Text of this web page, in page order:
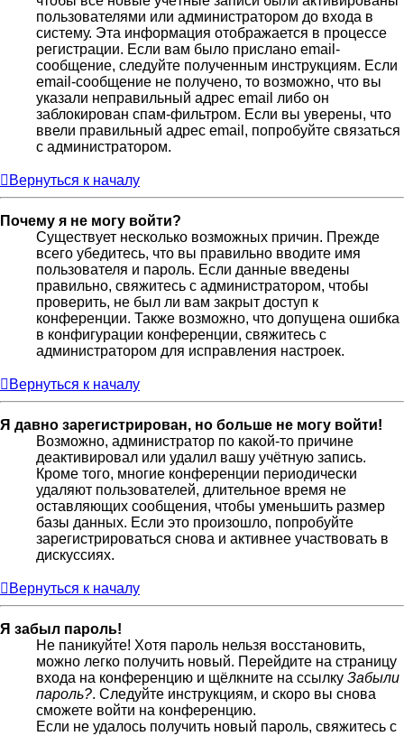
пользователями или администратором до входа в
систему. Эта информация отображается в процессе
регистрации. Если вам было прислано email-
сообщение, следуйте полученным инструкциям. Если
email-сообщение не получено, то возможно, что вы
указали неправильный адрес email либо он
заблокирован спам-фильтром. Если вы уверены, что
ввели правильный адрес email, попробуйте связаться
с администратором.
Вернуться к началу
Почему я не могу войти?
Существует несколько возможных причин. Прежде
всего убедитесь, что вы правильно вводите имя
пользователя и пароль. Если данные введены
правильно, свяжитесь с администратором, чтобы
проверить, не был ли вам закрыт доступ к
конференции. Также возможно, что допущена ошибка
в конфигурации конференции, свяжитесь с
администратором для исправления настроек.
Вернуться к началу
Я давно зарегистрирован, но больше не могу войти!
Возможно, администратор по какой-то причине
деактивировал или удалил вашу учётную запись.
Кроме того, многие конференции периодически
удаляют пользователей, длительное время не
оставляющих сообщения, чтобы уменьшить размер
базы данных. Если это произошло, попробуйте
зарегистрироваться снова и активнее участвовать в
дискуссиях.
Вернуться к началу
Я забыл пароль!
Не паникуйте! Хотя пароль нельзя восстановить,
можно легко получить новый. Перейдите на страницу
входа на конференцию и щёлкните на ссылку Забыли
пароль?. Следуйте инструкциям, и скоро вы снова
сможете войти на конференцию.
Если не удалось получить новый пароль, свяжитесь с